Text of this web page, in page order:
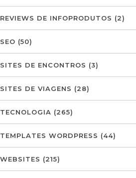
REVIEWS DE INFOPRODUTOS (2)
SEO (50)
SITES DE ENCONTROS (3)
SITES DE VIAGENS (28)
TECNOLOGIA (265)
TEMPLATES WORDPRESS (44)
WEBSITES (215)